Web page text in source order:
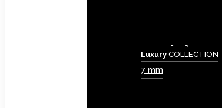
Luxury COLLECTION
7 mm